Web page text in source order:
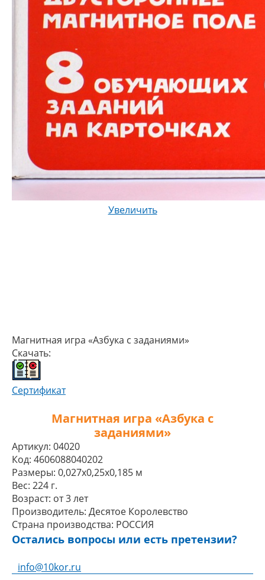
Увеличить
Магнитная игра «Азбука с заданиями»
Скачать:
Сертификат
Магнитная игра «Азбука с
заданиями»
Артикул: 04020
Код: 4606088040202
Размеры: 0,027x0,25x0,185 м
Вес: 224 г.
Возраст: от 3 лет
Производитель: Десятое Королевство
Страна производства: РОССИЯ
Остались вопросы или есть претензии?
info@10kor.ru